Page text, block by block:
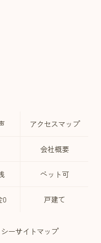
アクセスマップ
会社概要
ペット可
0 戸建て
ーサイトマップ